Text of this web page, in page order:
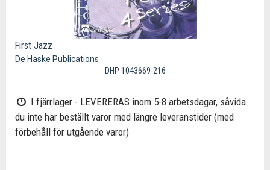
First Jazz
De Haske Publications
DHP 1043669-216
I fjärrlager - LEVERERAS inom 5-8 arbetsdagar, såvida
du inte har beställt varor med längre leveranstider (med
förbehåll för utgående varor)